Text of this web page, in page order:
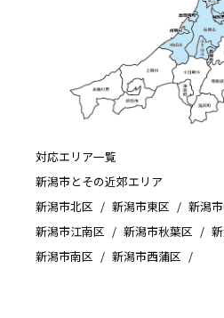
対応エリア一覧
新潟市とその近郊エリア
新潟市北区
新潟市東区
新潟
新潟市江南区
新潟市秋葉区
新潟市南区
新潟市西蒲区